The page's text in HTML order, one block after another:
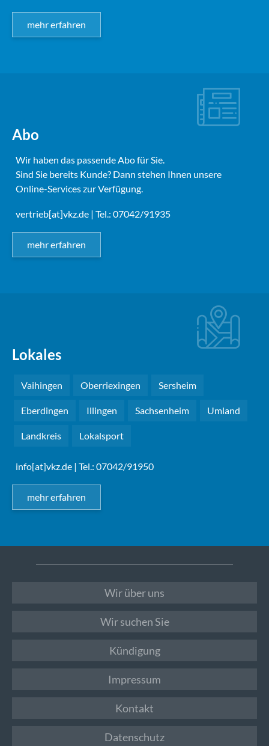
mehr erfahren
Abo
Wir haben das passende Abo für Sie.
Sind Sie bereits Kunde? Dann stehen Ihnen unsere
Online-Services zur Verfügung.
vertrieb[at]vkz.de | Tel.: 07042/91935
mehr erfahren
Lokales
Vaihingen Oberriexingen Sersheim
Eberdingen Illingen Sachsenheim Umland
Landkreis Lokalsport
info[at]vkz.de | Tel.: 07042/91950
mehr erfahren
Wir über uns
Wir suchen Sie
Kündigung
Impressum
Kontakt
Datenschutz